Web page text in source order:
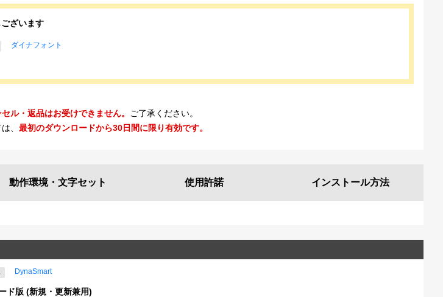
ございます
ダイナフォント
ル・返品はお受けできません。
ご了承ください。
、 最初のダウンロードから30日間に限り有効です。
動作環境・ 文字セット 使用許諾 インストール方法
DynaSmart
ド版 (新規・更新兼用)